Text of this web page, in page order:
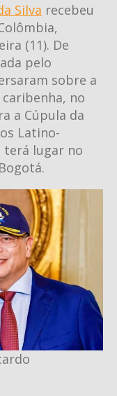
Silva recebeu
(11). De
pelo
sobre a
no
a Cúpula da
Latino-
terá lugar no